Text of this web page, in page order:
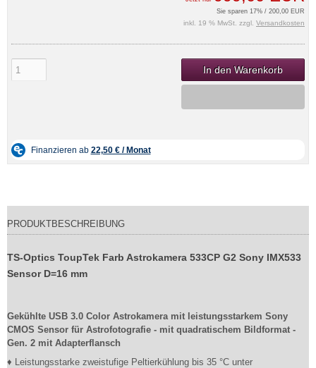
Sie sparen 17% / 200,00 EUR
inkl. 19 % MwSt. zzgl. Versandkosten
In den Warenkorb
PRODUKTBESCHREIBUNG
TS-Optics ToupTek Farb Astrokamera 533CP G2 Sony IMX533
Sensor D=16 mm
Gekühlte USB 3.0 Color Astrokamera mit leistungsstarkem Sony
CMOS Sensor für Astrofotografie - mit quadratischem Bildformat -
Gen. 2 mit Adapterflansch
♦ Leistungsstarke zweistufige Peltierkühlung bis 35 °C unter